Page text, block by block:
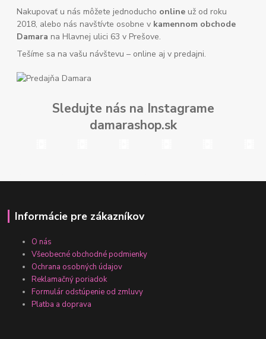
Nakupovať u nás môžete jednoducho online už od roku
2018, alebo nás navštívte osobne v kamennom obchode
Damara na Hlavnej ulici 63 v Prešove.
Tešíme sa na vašu návštevu – online aj v predajni.
Sledujte nás na Instagrame
damarashop.sk
Informácie pre zákazníkov
O nás
Všeobecné obchodné podmienky
Ochrana osobných údajov
Reklamačný poriadok
Formulár odstúpenie od zmluvy
Platba a doprava